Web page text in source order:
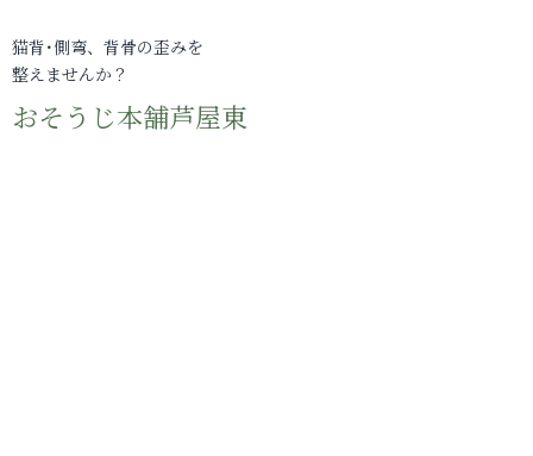
猫背･側弯、背骨の歪みを
整えませんか？
おそうじ本舗芦屋東